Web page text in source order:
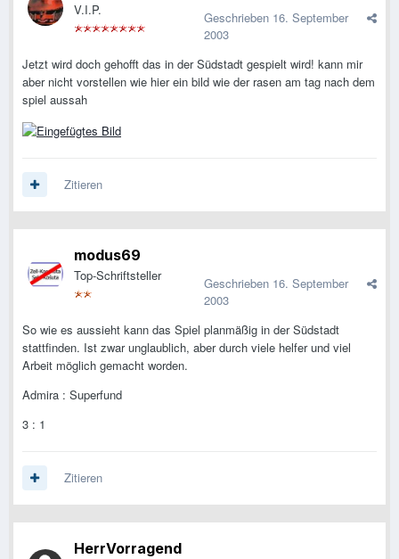
V.I.P. Geschrieben 16. September
2003
Jetzt wird doch gehofft das in der Südstadt gespielt wird! kann mir
aber nicht vorstellen wie hier ein bild wie der rasen am tag nach dem
spiel aussah
Zitieren
modus69
Top-Schriftsteller Geschrieben 16. September
2003
So wie es aussieht kann das Spiel planmäßig in der Südstadt
stattfinden. Ist zwar unglaublich, aber durch viele helfer und viel
Arbeit möglich gemacht worden.
Admira : Superfund
3 : 1
Zitieren
HerrVorragend